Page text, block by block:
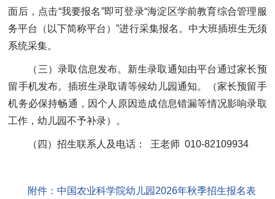
面后，点击“我要报名”即可登录“海淀区学前教育综合管理服
务平台（以下简称平台）”进行采集报名。中大班插班生无须
系统采集。
（三）录取信息发布。新生录取通知由平台通过家长预
留手机发布。插班生录取请等候幼儿园通知。（家长预留手
机务必保持畅通，因个人原因造成信息错漏等情况影响录取
工作，幼儿园不予补录）。
（四）招生联系人及电话： 王老师 010-82109934
附件：中国农业科学院幼儿园2026年秋季招生报名表